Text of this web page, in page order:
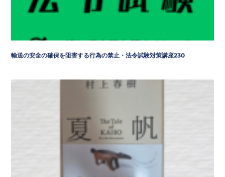
輸送の安全の確保を阻害する行為の禁止・法令試験対策講座230